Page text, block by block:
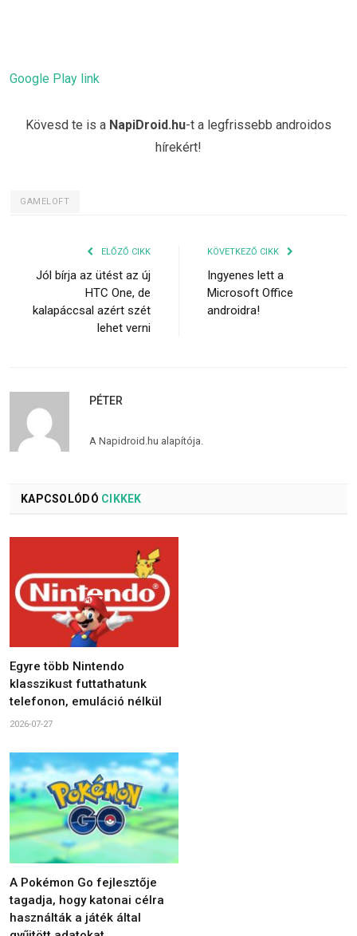
Google Play link
Kövesd te is a NapiDroid.hu-t a legfrissebb androidos
hírekért!
GAMELOFT
ELŐZŐ CIKK
Jól bírja az ütést az új
HTC One, de
kalapáccsal azért szét
lehet verni
KÖVETKEZŐ CIKK
Ingyenes lett a
Microsoft Office
androidra!
PÉTER
A Napidroid.hu alapítója.
KAPCSOLÓDÓ CIKKEK
Egyre több Nintendo
klasszikust futtathatunk
telefonon, emuláció nélkül
2026-07-27
A Pokémon Go fejlesztője
tagadja, hogy katonai célra
használták a játék által